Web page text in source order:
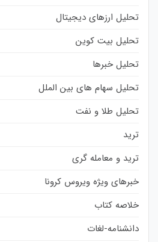
تحلیل ارزهای دیجیتال
تحلیل بیت کوین
تحلیل خبرها
تحلیل سهام های بین الملل
تحلیل طلا و نفت
ترید
ترید و معامله گری
خبرهای ویژه ویروس کرونا
خلاصه کتاب
دانشنامه-لغات